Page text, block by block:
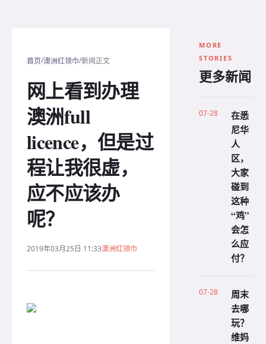
首页/澳洲红领巾/新闻正文
网上看到办理
澳洲full
licence，但是过
程让我很虚，
应不应该办
呢？
2019年03月25日 11:33澳洲红领巾
MORE
STORIES
更多新闻
07-28
在悉
尼华
人
区，
大家
碰到
这种
“鸡”
会怎
么应
付？
07-28
周末
去哪
玩？
维妈